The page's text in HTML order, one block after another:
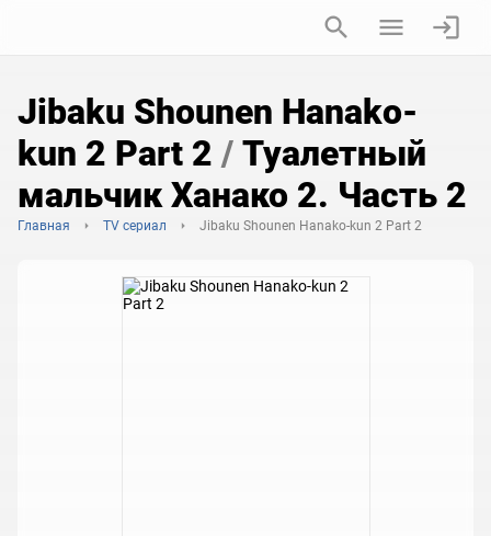
Jibaku Shounen Hanako-
kun 2 Part 2 / Туалетный
мальчик Ханако 2. Часть 2
Главная TV сериал Jibaku Shounen Hanako-kun 2 Part 2